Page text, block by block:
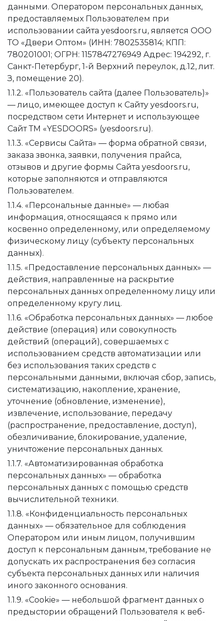
данными. Оператором персональных данных,
предоставляемых Пользователем при
использовании сайта yesdoors.ru, является ООО
ТО «Двери Оптом» (ИНН: 7802535814; КПП:
780201001; ОГРН: 1157847276949 Адрес: 194292, г.
Санкт-Петербург, 1-й Верхний переулок, д.12, лит.
З, помещение 20).
1.1.2. «Пользователь сайта (далее Пользователь)»
— лицо, имеющее доступ к Сайту yesdoors.ru,
посредством сети Интернет и использующее
Сайт ТМ «YESDOORS» (yesdoors.ru).
1.1.3. «Сервисы Сайта» — форма обратной связи,
заказа звонка, заявки, получения прайса,
отзывов и другие формы Сайта yesdoors.ru,
которые заполняются и отправляются
Пользователем.
1.1.4. «Персональные данные» — любая
информация, относящаяся к прямо или
косвенно определенному, или определяемому
физическому лицу (субъекту персональных
данных).
1.1.5. «Предоставление персональных данных» —
действия, направленные на раскрытие
персональных данных определенному лицу или
определенному кругу лиц.
1.1.6. «Обработка персональных данных» — любое
действие (операция) или совокупность
действий (операций), совершаемых с
использованием средств автоматизации или
без использования таких средств с
персональными данными, включая сбор, запись,
систематизацию, накопление, хранение,
уточнение (обновление, изменение),
извлечение, использование, передачу
(распространение, предоставление, доступ),
обезличивание, блокирование, удаление,
уничтожение персональных данных.
1.1.7. «Автоматизированная обработка
персональных данных» — обработка
персональных данных с помощью средств
вычислительной техники.
1.1.8. «Конфиденциальность персональных
данных» — обязательное для соблюдения
Оператором или иным лицом, получившим
доступ к персональным данным, требование не
допускать их распространения без согласия
субъекта персональных данных или наличия
иного законного основания.
1.1.9. «Cookie» — небольшой фрагмент данных о
предыстории обращений Пользователя к веб-